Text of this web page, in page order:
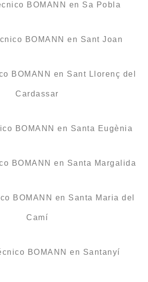
BOMANN en Sa Pobla
BOMANN en Sant Joan
BOMANN en Sant Llorenç del
Cardassar
BOMANN en Santa Eugènia
BOMANN en Santa Margalida
BOMANN en Santa Maria del
Camí
BOMANN en Santanyí